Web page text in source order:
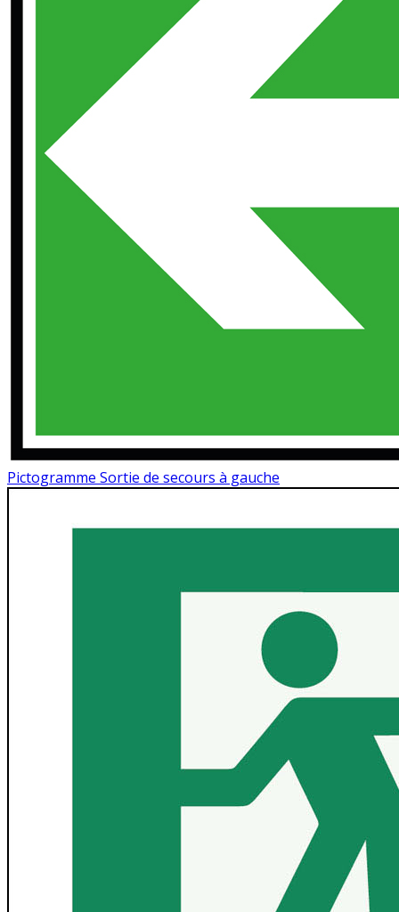
Pictogramme Sortie de secours à gauche